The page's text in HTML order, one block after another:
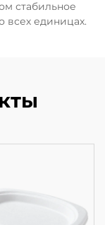
стабильное
всех единицах.